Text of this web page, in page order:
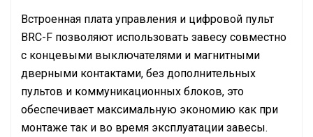
Встроенная плата управления и цифровой пульт
BRC-F позволяют использовать завесу совместно
с концевыми выключателями и магнитными
дверными контактами, без дополнительных
пультов и коммуникационных блоков, это
обеспечивает максимальную экономию как при
монтаже так и во время эксплуатации завесы.